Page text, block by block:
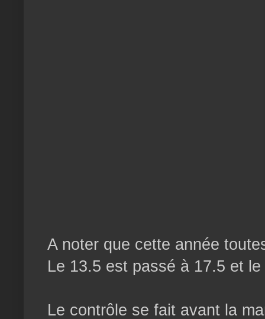
A noter que cette année
Le 13.5 est passé à 17.5 et
Le contrôle se fait avant la